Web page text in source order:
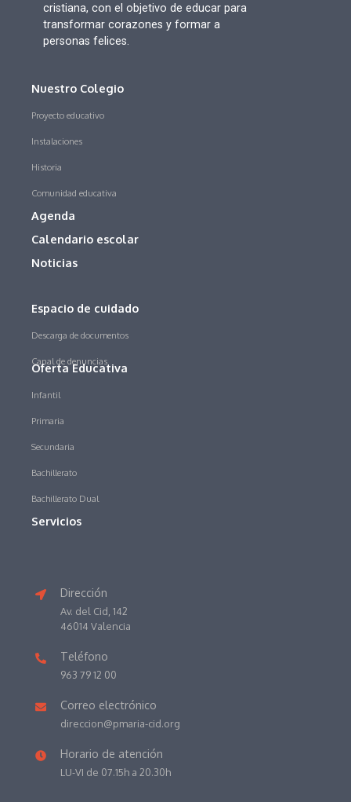
cristiana, con el objetivo de educar para
transformar corazones y formar a
personas felices.
Nuestro Colegio
Proyecto educativo
Instalaciones
Historia
Comunidad educativa
Agenda
Calendario escolar
Noticias
Espacio de cuidado
Descarga de documentos
Canal de denuncias
Oferta Educativa
Infantil
Primaria
Secundaria
Bachillerato
Bachillerato Dual
Servicios
Dirección
Av. del Cid, 142
46014 Valencia
Teléfono
963 79 12 00
Correo electrónico
direccion@pmaria-cid.org
Horario de atención
LU-VI de 07.15h a 20.30h